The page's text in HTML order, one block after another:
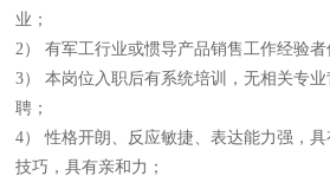
业 ；
2） 有军工行业或惯导产品销售工作经验者
3） 本岗位入职后有系统培训，无相关专
聘；
4） 性格开朗、反应敏捷、表达能力强，
技巧，具有亲和力；